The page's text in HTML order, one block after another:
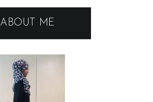
ABOUT ME